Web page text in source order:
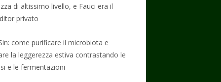
di altissimo livello, e Fauci era il
privato
come purificare il microbiota e
la leggerezza estiva contrastando le
e le fermentazioni